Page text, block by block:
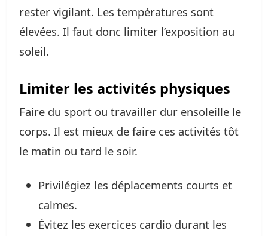
rester vigilant. Les températures sont
élevées. Il faut donc limiter l’exposition au
soleil.
Limiter les activités physiques
Faire du sport ou travailler dur ensoleille le
corps. Il est mieux de faire ces activités tôt
le matin ou tard le soir.
Privilégiez les déplacements courts et
calmes.
Évitez les exercices cardio durant les